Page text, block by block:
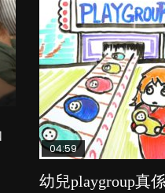
04:59
幼兒playgroup真
03:39
幼稚園遊戲課 如
03:02
老公患產後憂鬱
04:06
全職好？在職好
03:41
BB口腔期乜都放